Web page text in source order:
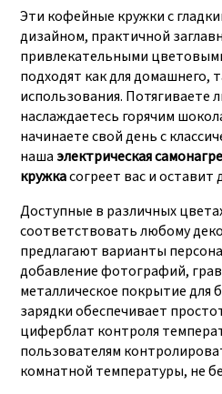
Эти кофейные кружки с
дизайном, практичной
привлекательными
подходят как для домашнего,
использования. Потягиваете
наслаждаетесь горячим
начинаете свой день с
наша электрическая
кружкасогреет вас и
Доступные в различных
соответствовать любому
предлагают варианты
добавление фотографий,
металлическое покрытие для
зарядки обеспечивает
циферблат контроля
пользователям
комнатной температуры, не